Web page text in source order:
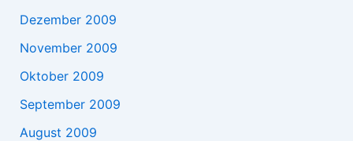
Dezember 2009
November 2009
Oktober 2009
September 2009
August 2009